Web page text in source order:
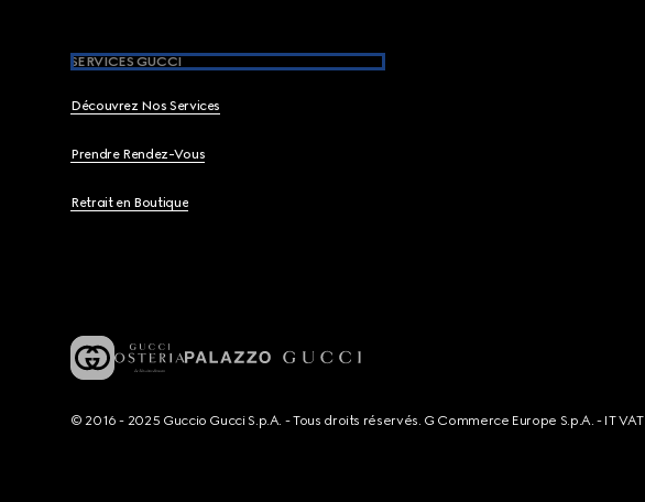
SERVICES GUCCI
Découvrez Nos Services
Prendre Rendez-Vous
Retrait en Boutique
© 2016 - 2025 Guccio Gucci S.p.A. - Tous droits réservés. G Commerce Europe S.p.A. - IT